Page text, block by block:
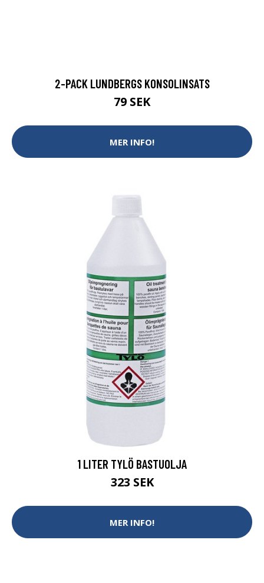
2-PACK LUNDBERGS KONSOLINSATS
79 SEK
MER INFO!
1 LITER TYLÖ BASTUOLJA
323 SEK
MER INFO!